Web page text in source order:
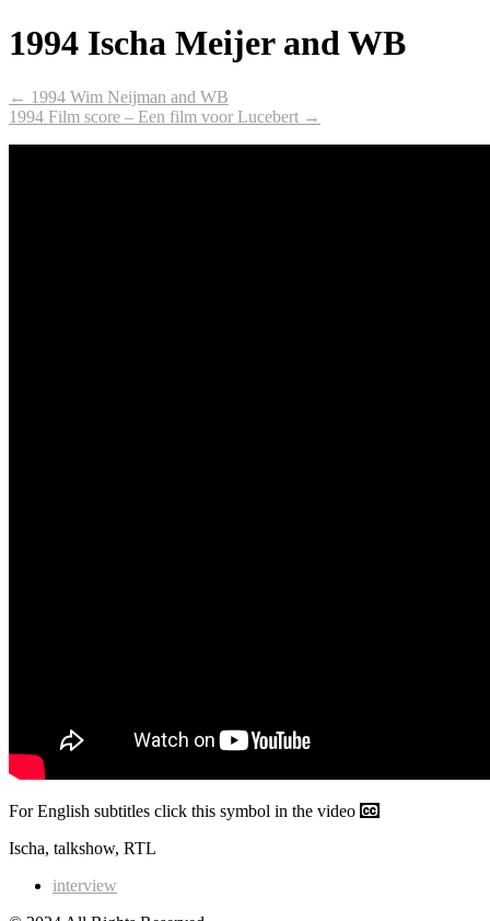
1994 Ischa Meijer and WB
← 1994 Wim Neijman and WB
1994 Film score – Een film voor Lucebert →
For English subtitles click this symbol in the video
Ischa, talkshow, RTL
interview